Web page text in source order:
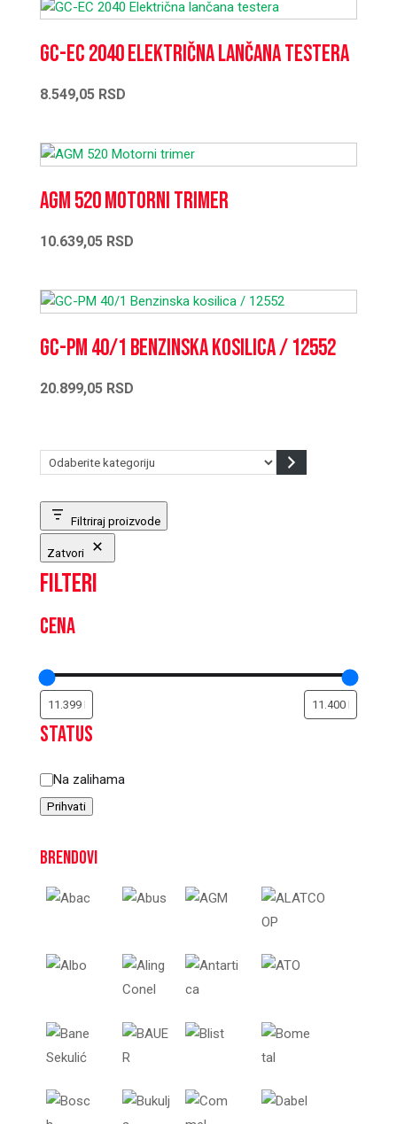
GC-EC 2040 Električna lančana testera
8.549,05 RSD
AGM 520 Motorni trimer
10.639,05 RSD
GC-PM 40/1 Benzinska kosilica / 12552
20.899,05 RSD
Odaberite
Filtriraj proizvode
Zatvori
Filteri
Cena
Status
Status
Na zalihama
Prihvati
Brendovi